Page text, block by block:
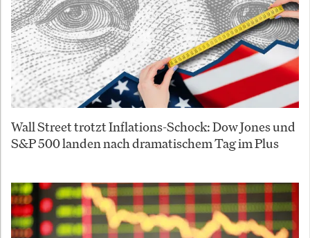
Wall Street trotzt Inflations-Schock: Dow Jones und
S&P 500 landen nach dramatischem Tag im Plus